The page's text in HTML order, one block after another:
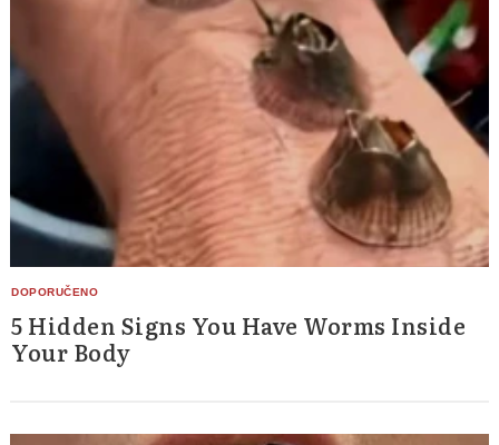
5 Hidden Signs You Have Worms Inside
Your Body